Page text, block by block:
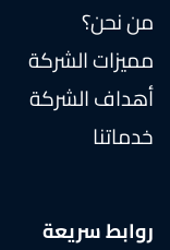
من نحن؟
مميزات الشركة
أهداف الشركة
خدماتنا
روابط سريعة